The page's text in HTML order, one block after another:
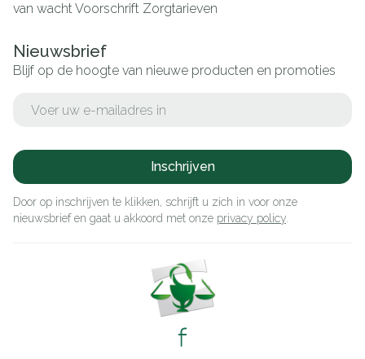
van wachtVoorschrift Zorgtarieven
Nieuwsbrief
Blijf op de hoogte van nieuwe producten en promoties
Inschrijven
Door op inschrijven te klikken, schrijft u zich in voor onze
nieuwsbrief en gaat u akkoord met onze privacy policy